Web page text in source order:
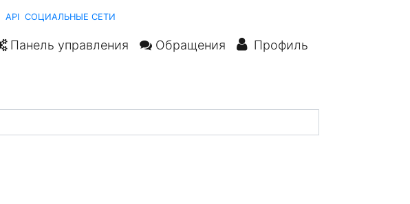
API СОЦИАЛЬНЫЕ СЕТИ
Панель управления Обращения Профиль